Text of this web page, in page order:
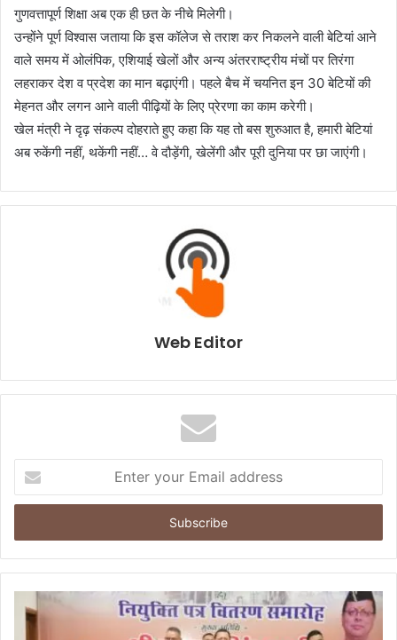
गुणवत्तापूर्ण शिक्षा अब एक ही छत के नीचे मिलेगी।
उन्होंने पूर्ण विश्वास जताया कि इस कॉलेज से तराश कर निकलने वाली बेटियां आने
वाले समय में ओलंपिक, एशियाई खेलों और अन्य अंतरराष्ट्रीय मंचों पर तिरंगा
लहराकर देश व प्रदेश का मान बढ़ाएंगी। पहले बैच में चयनित इन 30 बेटियों की
मेहनत और लगन आने वाली पीढ़ियों के लिए प्रेरणा का काम करेगी।
खेल मंत्री ने दृढ़ संकल्प दोहराते हुए कहा कि यह तो बस शुरुआत है, हमारी बेटियां
अब रुकेंगी नहीं, थकेंगी नहीं… वे दौड़ेंगी, खेलेंगी और पूरी दुनिया पर छा जाएंगी।
Web Editor
t
r
y